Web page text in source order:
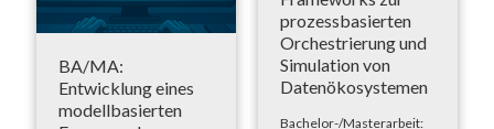
prozessbasierten
Orchestrierung und
Simulation von
Datenökosystemen
Bachelor-/Masterarbeit:
BA/MA:
Entwicklung eines
modellbasierten